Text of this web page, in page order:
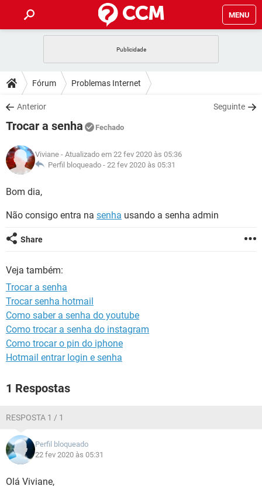
MENU
CELULAR FACEBOOK
OUTLOOK
INSTAGRAM
GUIA DE COMPRAS
DICAS
JOGOS WHATSAPP
INSTAGRAM GMAIL
GUIA DE COMPRAS
DOWNLOADS
JOGOS
CELULAR
OUTLOOK EXCEL
INSTAGRAM
JOGOS WHATSAPP
CELULAR
OUTLOOK
INSTAGRAM GMAIL
GUIA DE COMPRAS
GLOSSÁRIO
JOGOS
INSTAGRAM
GUIA DE COMPRAS
Fórum Problemas Internet
Anterior Seguinte
Trocar a senha Fechado
Viviane - Atualizado em 22 fev 2020 às 05:36
Perfil bloqueado - 22 fev 2020 às 05:31
Bom dia,
Não consigo entra na senha usando a senha admin
Share
Veja também:
Trocar a senha
Trocar senha hotmail
Como saber a senha do youtube
Como trocar a senha do instagram
Como trocar o pin do iphone
Hotmail entrar login e senha
1 Respostas
RESPOSTA 1 / 1
Perfil bloqueado
22 fev 2020 às 05:31
Olá Viviane,